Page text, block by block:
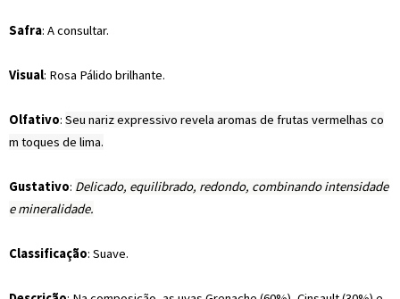
Safra: A consultar.
Visual: Rosa Pálido brilhante.
Olfativo: Seu nariz expressivo revela aromas de frutas vermelhas co
m toques de lima.
Gustativo: Delicado, equilibrado, redondo, combinando intensidade
e mineralidade.
Classificação: Suave.